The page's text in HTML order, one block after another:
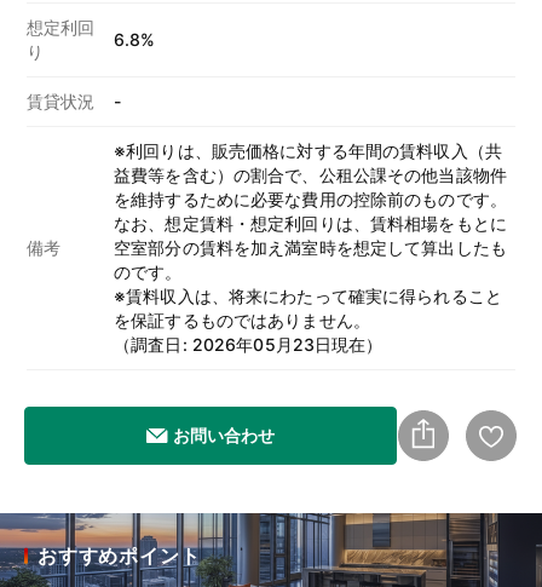
想定利回
り
6.8%
賃貸状況 -
備考
※利回りは、販売価格に対する年間の賃料収入（共
益費等を含む）の割合で、公租公課その他当該物件
を維持するために必要な費用の控除前のものです。
なお、想定賃料・想定利回りは、賃料相場をもとに
空室部分の賃料を加え満室時を想定して算出したも
のです。
※賃料収入は、将来にわたって確実に得られること
を保証するものではありません。
（調査日: 2026年05月23日現在）
お問い合わせ
おすすめポイント